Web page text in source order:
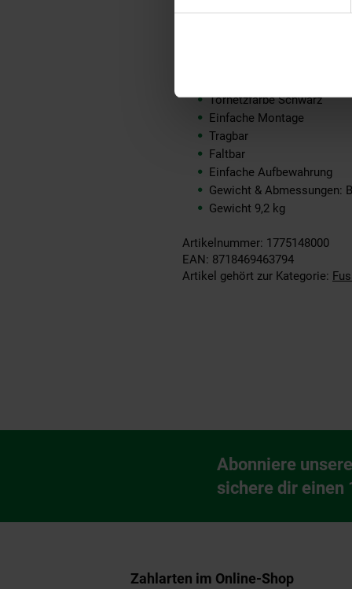
Rahmenfarbe Schwarz
Tornetzfarbe Schwarz
Einfache Montage
Tragbar
Faltbar
Einfache Aufbewahrung
Gewicht & Abmessungen:
Gewicht 9,2 kg
Artikelnummer: 1775148000
EAN: 8718469463794
Artikel gehört zur Kategorie:
Newsletter
Abonniere
sichere dir einen
Zahlarten im Online-Shop